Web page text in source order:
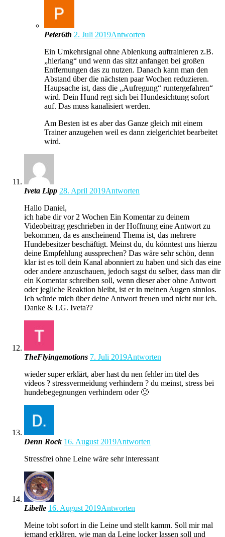
Peter6th 2. Juli 2019Antworten
Ein Umkehrsignal ohne Ablenkung auftrainieren z.B.
„hierlang“ und wenn das sitzt anfangen bei großen
Entfernungen das zu nutzen. Danach kann man den
Abstand über die nächsten paar Wochen reduzieren.
Haupsache ist, dass die „Aufregung“ runtergefahren“
wird. Dein Hund regt sich bei Hundesichtung sofort
auf. Das muss kanalisiert werden.
Am Besten ist es aber das Ganze gleich mit einem
Trainer anzugehen weil es dann zielgerichtet bearbeitet
wird.
Iveta Lipp 28. April 2019Antworten
Hallo Daniel,
ich habe dir vor 2 Wochen Ein Komentar zu deinem
Videobeitrag geschrieben in der Hoffnung eine Antwort zu
bekommen, da es anscheinend Thema ist, das mehrere
Hundebesitzer beschäftigt. Meinst du, du könntest uns hierzu
deine Empfehlung aussprechen? Das wäre sehr schön, denn
klar ist es toll dein Kanal abonniert zu haben und sich das eine
oder andere anzuschauen, jedoch sagst du selber, dass man dir
ein Komentar schreiben soll, wenn dieser aber ohne Antwort
oder jegliche Reaktion bleibt, ist er in meinen Augen sinnlos.
Ich würde mich über deine Antwort freuen und nicht nur ich.
Danke & LG. Iveta??
TheFlyingemotions 7. Juli 2019Antworten
wieder super erklärt, aber hast du nen fehler im titel des
videos ? stressvermeidung verhindern ? du meinst, stress bei
hundebegegnungen verhindern oder 🙂
Denn Rock 16. August 2019Antworten
Stressfrei ohne Leine wäre sehr interessant
Libelle 16. August 2019Antworten
Meine tobt sofort in die Leine und stellt kamm. Soll mir mal
jemand erklären, wie man da Leine locker lassen soll und